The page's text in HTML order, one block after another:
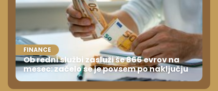
FINANCE
Ob redni službi zasluži še 866 evrov na
mesec: začelo se je povsem po naključju